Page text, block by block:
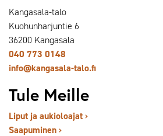
Kangasala-talo
Kuohunharjuntie 6
36200 Kangasala
040 773 0148
info@kangasala-talo.fi
Tule Meille
Liput ja aukioloajat ›
Saapuminen ›